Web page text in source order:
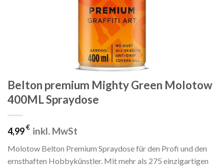
Belton premium Mighty Green Molotow
400ML Spraydose
4,99€ inkl. MwSt
Molotow Belton Premium Spraydose für den Profi und den
ernsthaften Hobbykünstler. Mit mehr als 275 einzigartigen